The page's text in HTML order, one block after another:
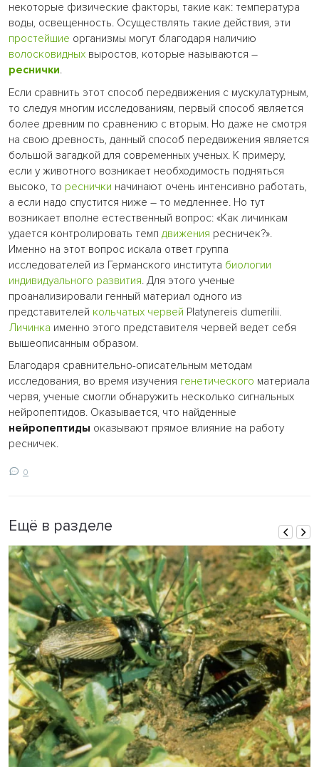
некоторые физические факторы, такие как: температура
воды, освещенность. Осуществлять такие действия, эти
простейшие организмы могут благодаря наличию
волосковидных выростов, которые называются –
реснички.
Если сравнить этот способ передвижения с мускулатурным,
то следуя многим исследованиям, первый способ является
более древним по сравнению с вторым. Но даже не смотря
на свою древность, данный способ передвижения является
большой загадкой для современных ученых. К примеру,
если у животного возникает необходимость подняться
высоко, то реснички начинают очень интенсивно работать,
а если надо спустится ниже – то медленнее. Но тут
возникает вполне естественный вопрос: «Как личинкам
удается контролировать темп движения ресничек?».
Именно на этот вопрос искала ответ группа
исследователей из Германского института биологии
индивидуального развития. Для этого ученые
проанализировали генный материал одного из
представителей кольчатых червей Platynereis dumerilii.
Личинка именно этого представителя червей ведет себя
вышеописанным образом.
Благодаря сравнительно-описательным методам
исследования, во время изучения генетического материала
червя, ученые смогли обнаружить несколько сигнальных
нейропептидов. Оказывается, что найденные
нейропептиды оказывают прямое влияние на работу
ресничек.
0
Ещё в разделе